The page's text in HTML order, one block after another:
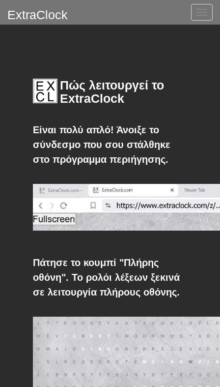
ExtraClock
Πώς λειτουργεί το
ExtraClock
Είναι πολύ απλό! Άνοιξε το
σύνδεσμο που σου στάλθηκε
στο πρόγραμμα περιήγησης.
Πάτησε το κουμπί "Πλήρης
οθόνη". Το ρολόι λέξεων ξεκινά
σε λειτουργία πλήρους οθόνης.